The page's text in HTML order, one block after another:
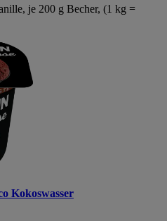
je 200 g Becher, (1 kg =
Kokoswasser